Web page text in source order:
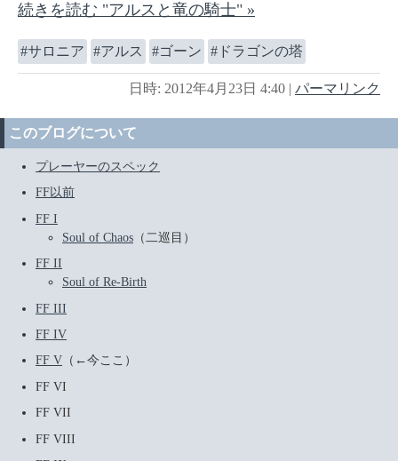
続きを読む "アルスと竜の騎士" »
サロニア アルス ゴーン ドラゴンの塔
日時: 2012年4月23日 4:40 | パーマリンク
このブログについて
プレーヤーのスペック
FF以前
FF I
Soul of Chaos （二巡目）
FF II
Soul of Re-Birth
FF III
FF IV
FF V （←今ここ）
FF VI
FF VII
FF VIII